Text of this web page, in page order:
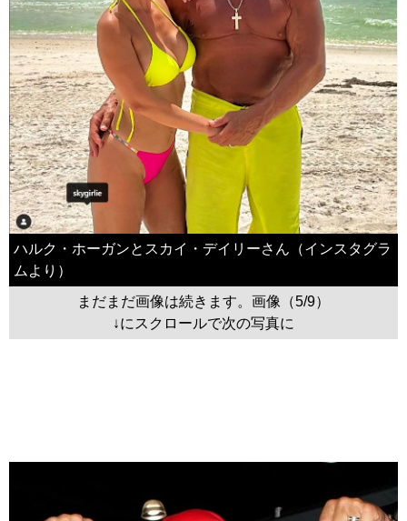
ハルク・ホーガンとスカイ・デイリーさん（インスタグラ
ムより）
まだまだ画像は続きます。画像（5/9）
↓にスクロールで次の写真に